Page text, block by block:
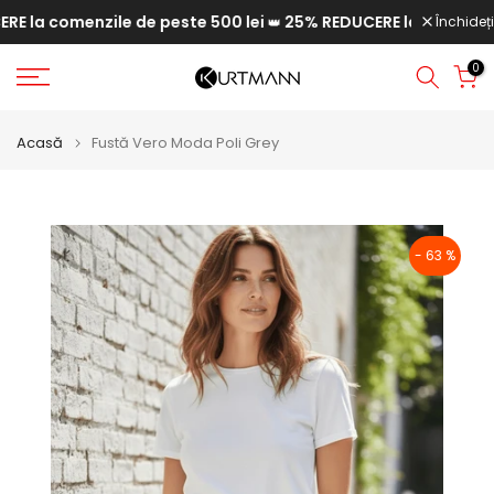
Săriți
la
conținut
la comenzile de peste 500 lei 👑25% REDUCERE la Închideți
0
Acasă Fustă Vero Moda Poli Grey
- 63 %